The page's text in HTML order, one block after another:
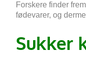
Forskere finder
fødevarer, og
Sukker